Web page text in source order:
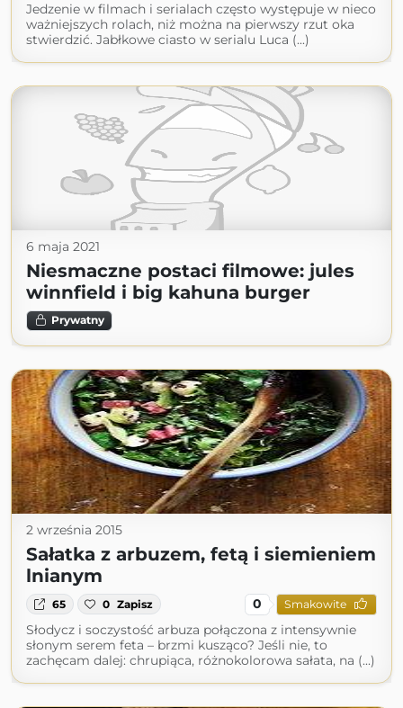
Jedzenie w filmach i serialach często występuje w nieco
ważniejszych rolach, niż można na pierwszy rzut oka
stwierdzić. Jabłkowe ciasto w serialu Luca (...)
6 maja 2021
Niesmaczne postaci filmowe: jules
winnfield i big kahuna burger
Prywatny
2 września 2015
Sałatka z arbuzem, fetą i siemieniem
lnianym
65 0 Zapisz 0 Smakowite
Słodycz i soczystość arbuza połączona z intensywnie
słonym serem feta – brzmi kusząco? Jeśli nie, to
zachęcam dalej: chrupiąca, różnokolorowa sałata, na (...)